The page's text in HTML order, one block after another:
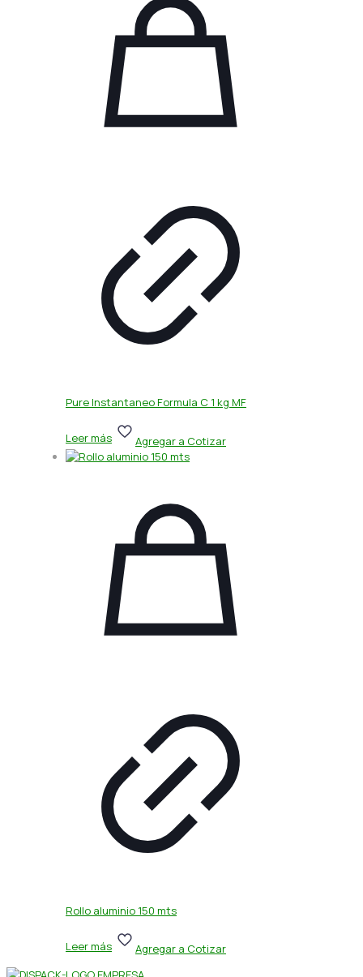
Pure Instantaneo Formula C 1 kg MF
Leer más Agregar a Cotizar
Rollo aluminio 150 mts
Leer más Agregar a Cotizar